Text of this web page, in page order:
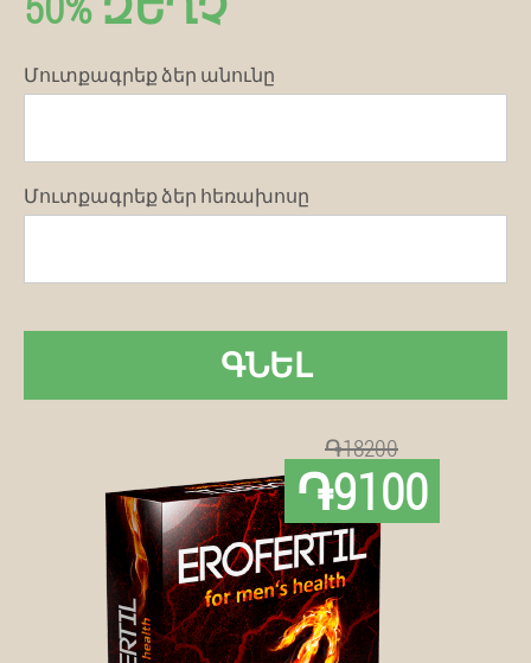
Մուտքագրեք ձեր անունը
Մուտքագրեք ձեր հեռախոսը
ԳՆԵԼ
֏18200
֏9100